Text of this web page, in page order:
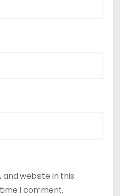
and website in this
I comment.